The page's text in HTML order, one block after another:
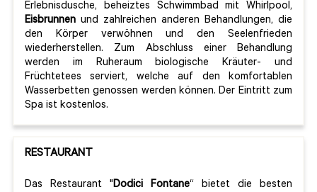
Erlebnisdusche, beheiztes Schwimmbad mit Whirlpool,
Eisbrunnen und zahlreichen anderen Behandlungen, die
den Körper verwöhnen und den Seelenfrieden
wiederherstellen. Zum Abschluss einer Behandlung
werden im Ruheraum biologische Kräuter- und
Früchtetees serviert, welche auf den komfortablen
Wasserbetten genossen werden können. Der Eintritt zum
Spa ist kostenlos.
RESTAURANT
Das Restaurant "Dodici Fontane“ bietet die besten